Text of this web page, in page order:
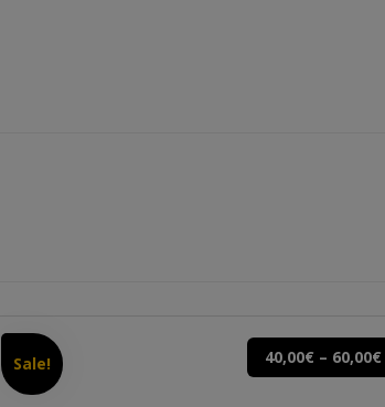
Sale! 40,00€ – 60,00€